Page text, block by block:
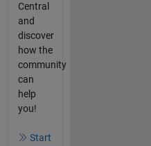
Central
and
discover
how the
community
can
help
you!
Start